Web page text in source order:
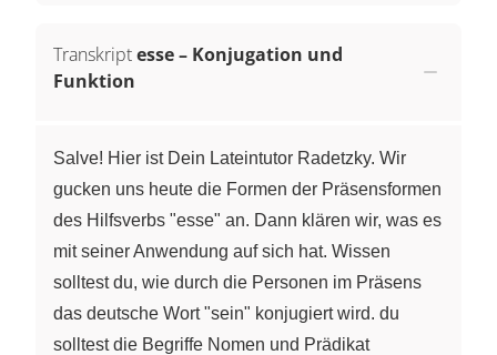
Transkriptesse – Konjugation und
Funktion
Salve! Hier ist Dein Lateintutor Radetzky. Wir
gucken uns heute die Formen der Präsensformen
des Hilfsverbs "esse" an. Dann klären wir, was es
mit seiner Anwendung auf sich hat. Wissen
solltest du, wie durch die Personen im Präsens
das deutsche Wort "sein" konjugiert wird. du
solltest die Begriffe Nomen und Prädikat